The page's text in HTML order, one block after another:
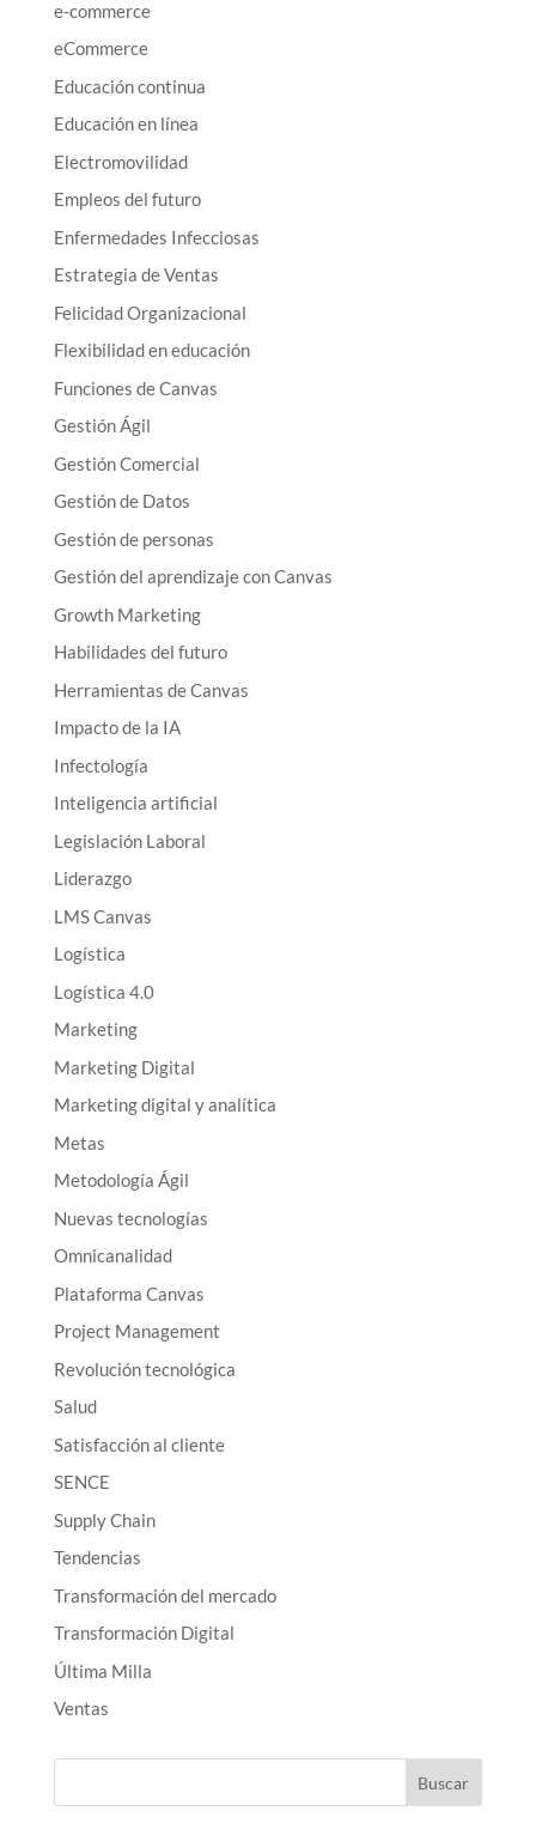
e-commerce
eCommerce
Educación continua
Educación en línea
Electromovilidad
Empleos del futuro
Enfermedades Infecciosas
Estrategia de Ventas
Felicidad Organizacional
Flexibilidad en educación
Funciones de Canvas
Gestión Ágil
Gestión Comercial
Gestión de Datos
Gestión de personas
Gestión del aprendizaje con Canvas
Growth Marketing
Habilidades del futuro
Herramientas de Canvas
Impacto de la IA
Infectología
Inteligencia artificial
Legislación Laboral
Liderazgo
LMS Canvas
Logística
Logística 4.0
Marketing
Marketing Digital
Marketing digital y analítica
Metas
Metodología Ágil
Nuevas tecnologías
Omnicanalidad
Plataforma Canvas
Project Management
Revolución tecnológica
Salud
Satisfacción al cliente
SENCE
Supply Chain
Tendencias
Transformación del mercado
Transformación Digital
Última Milla
Ventas
Buscar